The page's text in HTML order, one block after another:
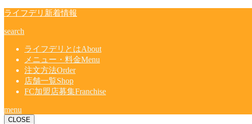
ライフデリ新着情報
search
ライフデリとはAbout
メニュー・料金Menu
注文方法Order
店舗一覧Shop
FC加盟店募集Franchise
menu
CLOSE